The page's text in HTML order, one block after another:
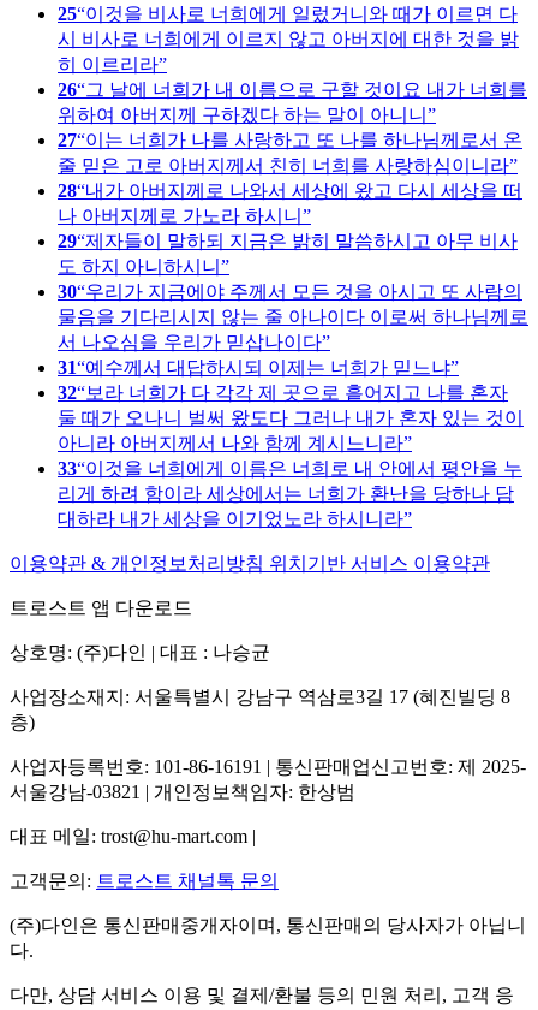
25 이것을 비사로 너희에게 일렀거니와 때가 이르면 다
시 비사로 너희에게 이르지 않고 아버지에 대한 것을 밝
히 이르리라
26 그 날에 너희가 내 이름으로 구할 것이요 내가 너희를
위하여 아버지께 구하겠다 하는 말이 아니니
27 이는 너희가 나를 사랑하고 또 나를 하나님께로서 온
줄 믿은 고로 아버지께서 친히 너희를 사랑하심이니라
28 내가 아버지께로 나와서 세상에 왔고 다시 세상을 떠
나 아버지께로 가노라 하시니
29 제자들이 말하되 지금은 밝히 말씀하시고 아무 비사
도 하지 아니하시니
30 우리가 지금에야 주께서 모든 것을 아시고 또 사람의
물음을 기다리시지 않는 줄 아나이다 이로써 하나님께로
서 나오심을 우리가 믿삽나이다
31 예수께서 대답하시되 이제는 너희가 믿느냐
32 보라 너희가 다 각각 제 곳으로 흩어지고 나를 혼자
둘 때가 오나니 벌써 왔도다 그러나 내가 혼자 있는 것이
아니라 아버지께서 나와 함께 계시느니라
33 이것을 너희에게 이름은 너희로 내 안에서 평안을 누
리게 하려 함이라 세상에서는 너희가 환난을 당하나 담
대하라 내가 세상을 이기었노라 하시니라
이용약관 & 개인정보처리방침 위치기반 서비스 이용약관
트로스트 앱 다운로드
상호명: (주)다인 | 대표 : 나승균
사업장소재지: 서울특별시 강남구 역삼로3길 17 (혜진빌딩 8
층)
사업자등록번호: 101-86-16191 | 통신판매업신고번호: 제 2025-
서울강남-03821 | 개인정보책임자: 한상범
대표 메일: trost@hu-mart.com |
고객문의: 트로스트 채널톡 문의
(주)다인은 통신판매중개자이며, 통신판매의 당사자가 아닙니
다.
다만, 상담 서비스 이용 및 결제/환불 등의 민원 처리, 고객 응